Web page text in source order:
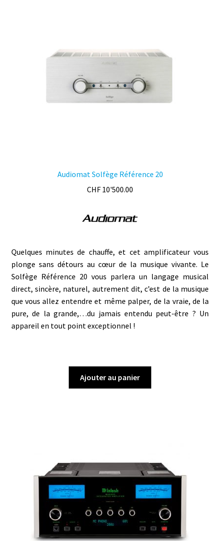
choisies
page
du
Audiomat Solfège Référence 20
CHF 10'500.00
Quelques minutes de chauffe, et cet amplificateur vous
plonge sans détours au cœur de la musique vivante. Le
Solfège Référence 20 vous parlera un langage musical
direct, sincère, naturel, autrement dit, c’est de la musique
que vous allez entendre et même palper, de la vraie, de la
pure, de la grande,…du jamais entendu peut-être ? Un
appareil en tout point exceptionnel !
Ajouter au panier